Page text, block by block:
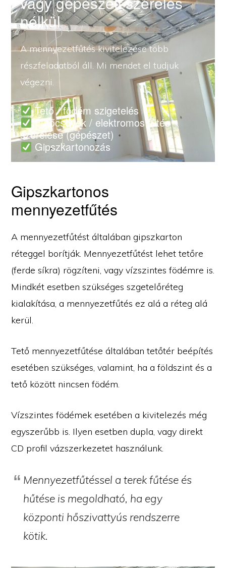
nélkül
A mennyezetfűtés kivitelezése több
részfeladatból áll. Mi mendet el tudjuk
végezni.
Tető / födém szigetelés
Fűtőcsövek / elektromos fűtés
szerelése (gépészet)
Gipszkartonozás
Gipszkartonos
mennyezetfűtés
A mennyezetfűtést általában gipszkarton
réteggel borítják. Mennyezetfűtést lehet tetőre
(ferde síkra) rögzíteni, vagy vízszintes födémre is.
Mindkét esetben szükséges szgetelőréteg
kialakítása, a mennyezetfűtés ez alá a réteg alá
kerül.
Tető mennyezetfűtése általában tetőtér beépítés
esetében szükséges, valamint, ha a földszint és a
tető között nincsen födém.
Vízszintes födémek esetében a kivitelezés még
egyszerűbb is. Ilyen esetben dupla, vagy direkt
CD profil vázszerkezetet használunk.
Mennyezetfűtéssel a terek fűtése és
hűtése is megoldható, ha egy
központi hőszivattyús rendszerre
kötik.